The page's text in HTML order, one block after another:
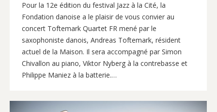
Pour la 12e édition du festival Jazz à la Cité, la
Fondation danoise a le plaisir de vous convier au
concert Toftemark Quartet FR mené par le
saxophoniste danois, Andreas Toftemark, résident
actuel de la Maison. Il sera accompagné par Simon
Chivallon au piano, Viktor Nyberg à la contrebasse et
Philippe Maniez à la batterie.…